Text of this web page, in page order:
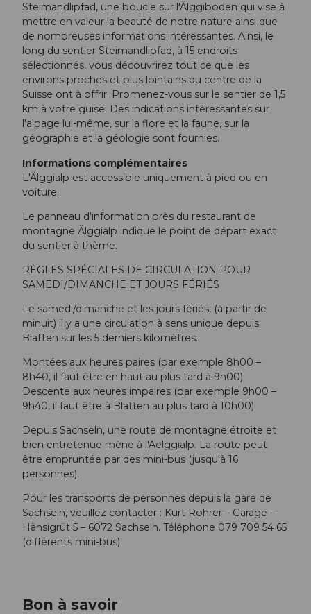
Steimandlipfad, une boucle sur l'Älggiboden qui vise à
mettre en valeur la beauté de notre nature ainsi que
de nombreuses informations intéressantes. Ainsi, le
long du sentier Steimandlipfad, à 15 endroits
sélectionnés, vous découvrirez tout ce que les
environs proches et plus lointains du centre de la
Suisse ont à offrir. Promenez-vous sur le sentier de 1,5
km à votre guise. Des indications intéressantes sur
l'alpage lui-même, sur la flore et la faune, sur la
géographie et la géologie sont fournies.
Informations complémentaires
L'Älggialp est accessible uniquement à pied ou en
voiture.
Le panneau d'information près du restaurant de
montagne Älggialp indique le point de départ exact
du sentier à thème.
RÈGLES SPÉCIALES DE CIRCULATION POUR
SAMEDI/DIMANCHE ET JOURS FÉRIÉS
Le samedi/dimanche et les jours fériés, (à partir de
minuit) il y a une circulation à sens unique depuis
Blatten sur les 5 derniers kilomètres.
Montées aux heures paires (par exemple 8h00 –
8h40, il faut être en haut au plus tard à 9h00)
Descente aux heures impaires (par exemple 9h00 –
9h40, il faut être à Blatten au plus tard à 10h00)
Depuis Sachseln, une route de montagne étroite et
bien entretenue mène à l'Aelggialp. La route peut
être empruntée par des mini-bus (jusqu'à 16
personnes).
Pour les transports de personnes depuis la gare de
Sachseln, veuillez contacter : Kurt Rohrer – Garage –
Hänsigrüt 5 – 6072 Sachseln. Téléphone 079 709 54 65
(différents mini-bus)
Bon à savoir